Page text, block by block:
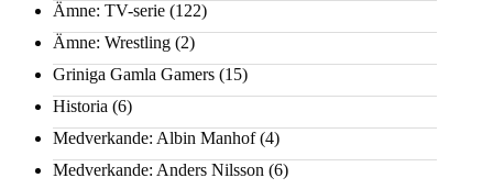
Ämne: TV-serie (122)
Ämne: Wrestling (2)
Griniga Gamla Gamers (15)
Historia (6)
Medverkande: Albin Manhof(4)
Medverkande: Anders Nilsson (6)